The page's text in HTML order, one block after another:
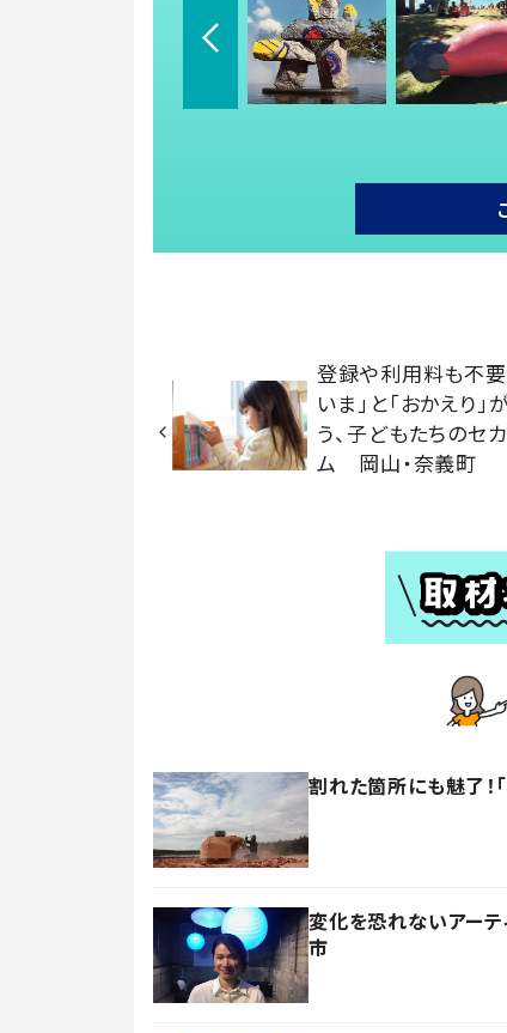
登録や利用料も不
いま」と「おかえり」
う、子どもたちのセ
ム 岡山・奈義町
割れた箇所にも魅了！
変化を恐れないアー
市